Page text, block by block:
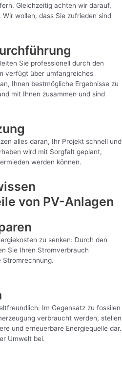
Gleichzeitig achten wir darauf,
wollen, dass Sie zufrieden sind
Sie professionell durch den
verfügt über umfangreiches
Ihnen bestmögliche Ergebnisse zu
mit Ihnen zusammen und sind
alles daran, Ihr Projekt schnell und
wird mit Sorgfalt geplant,
werden können.
von PV-Anlagen
zu senken: Durch den
Sie Ihren Stromverbrauch
Stromrechnung.
Im Gegensatz zu fossilen
verbraucht werden, stellen
und erneuerbare Energiequelle dar.
Umwelt bei.